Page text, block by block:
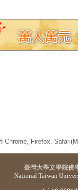
Chrome, Firefox,
臺灣大學文學院佛
National Taiwan